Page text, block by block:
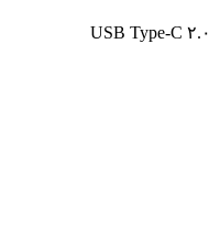
USB Type-C ۲.۰